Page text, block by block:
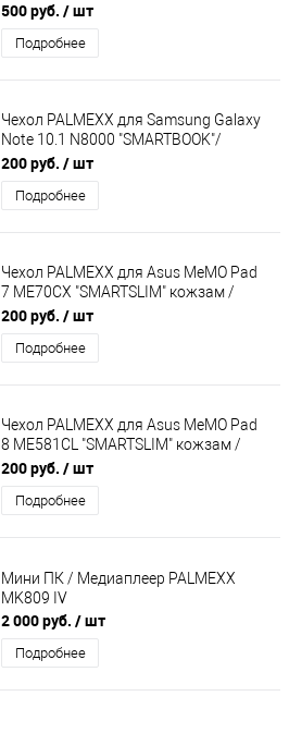
500 руб. / шт
Подробнее
Чехол PALMEXX для Samsung Galaxy
Note 10.1 N8000 "SMARTBOOK"/
голубой/
200 руб. / шт
Подробнее
Чехол PALMEXX для Asus MeMO Pad
7 ME70CX "SMARTSLIM" кожзам /
черный/
200 руб. / шт
Подробнее
Чехол PALMEXX для Asus MeMO Pad
8 ME581CL "SMARTSLIM" кожзам /
черный/
200 руб. / шт
Подробнее
Мини ПК / Медиаплеер PALMEXX
MK809 IV
2 000 руб. / шт
Подробнее